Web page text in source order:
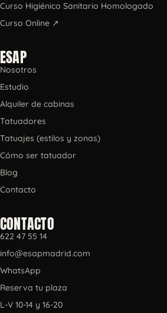
Curso Higiénico Sanitario Homologado
Curso Online ↗
ESAP
Nosotros
Estudio
Alquiler de cabinas
Tatuadores
Tatuajes (estilos y zonas)
Cómo ser tatuador
Blog
Contacto
CONTACTO
622 47 55 14
info@esapmadrid.com
WhatsApp
Reserva tu plaza
L-V 10-14 y 16-20